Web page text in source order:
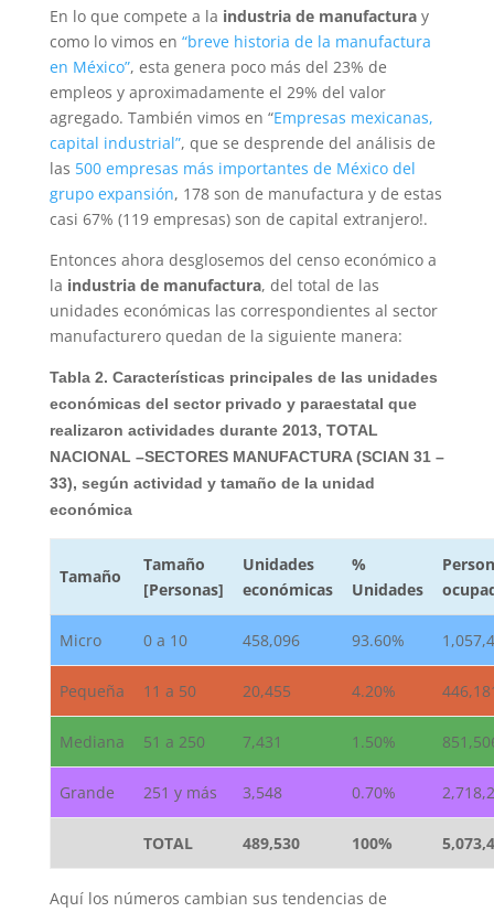
En lo que compete a la industria de manufacturay
como lo vimos en “breve historia de la manufactura
en México”, esta genera poco más del 23% de
empleos y aproximadamente el 29% del valor
agregado. También vimos en “Empresas mexicanas,
capital industrial”, que se desprende del análisis de
las 500 empresas más importantes de México del
grupo expansión, 178 son de manufactura y de estas
casi 67% (119 empresas) son de capital extranjero!.
Entonces ahora desglosemos del censo económico a
la industria de manufactura, del total de las
unidades económicas las correspondientes al sector
manufacturero quedan de la siguiente manera:
Tabla 2. Características principales de las unidades
económicas del sector privado y paraestatal que
realizaron actividades durante 2013, TOTAL
NACIONAL –SECTORES MANUFACTURA (SCIAN 31 –
33), según actividad y tamaño de la unidad
económica
Tamaño
Tamaño
[Personas]
Unidades
económicas
%
Unidades
Micro 0 a 10 458,096 93.60%
Pequeña 11 a 50 20,455 4.20%
Mediana 51 a 250 7,431 1.50%
Grande 251 y más 3,548 0.70%
TOTAL 489,530 100%
Aquí los números cambian sus tendencias de